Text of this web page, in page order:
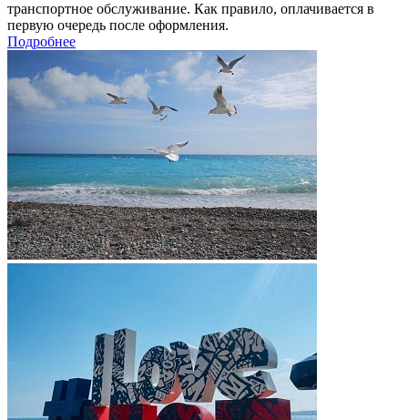
транспортное обслуживание. Как правило, оплачивается в
первую очередь после оформления.
Подробнее